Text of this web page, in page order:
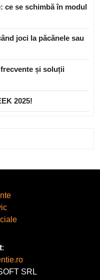
ce se schimbă în modul
joci la păcănele sau
și soluții
2025!
:
SRL